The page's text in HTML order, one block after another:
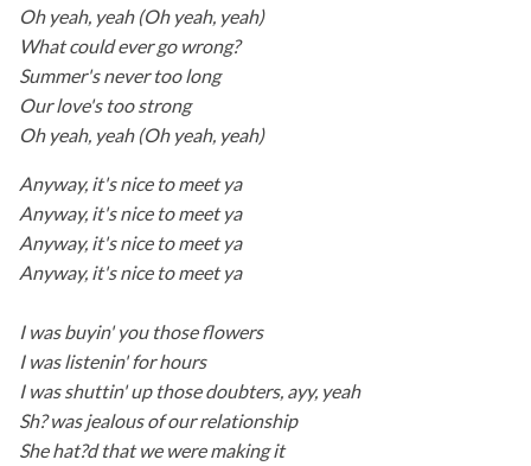
Oh yeah, yeah (Oh yeah, yeah)
What could ever go wrong?
Summer's never too long
Our love's too strong
Oh yeah, yeah (Oh yeah, yeah)
Anyway, it's nice to meet ya
Anyway, it's nice to meet ya
Anyway, it's nice to meet ya
Anyway, it's nice to meet ya
I was buyin' you those flowers
I was listenin' for hours
I was shuttin' up those doubters, ayy, yeah
Sh? was jealous of our relationship
She hat?d that we were making it